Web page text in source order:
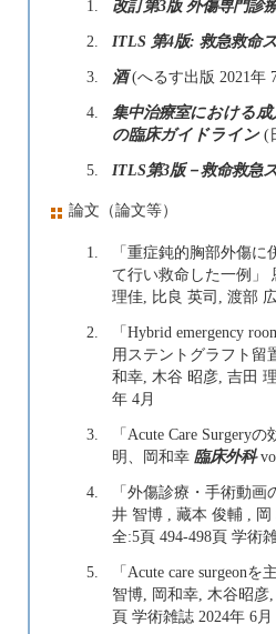
1. 改訂第3版 外傷専門診
2.
ITLS 第4版: 救急救命
3.
酒(へるす出版 2021年
4.
集中治療室における
の臨床ガイドライン(
5.
ITLS第3版－救命救
論文（論文等）
1.
「重症鈍的胸部外傷
て行い救命した一例」
理佳, 比良 英司, 渡部
2.
「Hybrid emergency
用ステントグラフト留
和幸, 木谷 昭彦, 吉田
年 4月
3.
「Acute Care Surgery
明、岡和幸 臨床外科
4.
「外傷診療・手術動
井 智博 , 藏本 俊輔 ,
全:5頁 494-498頁 学術
5.
「Acute care surgeon
智博, 岡和幸, 木谷昭彦
頁 学術雑誌 2024年 6月